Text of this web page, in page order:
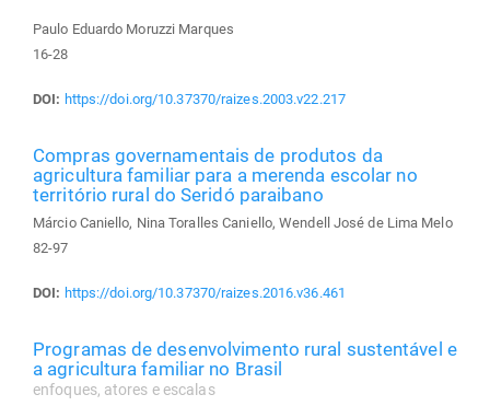
Paulo Eduardo Moruzzi Marques
16-28
DOI: https://doi.org/10.37370/raizes.2003.v22.217
Compras governamentais de produtos da
agricultura familiar para a merenda escolar no
território rural do Seridó paraibano
Márcio Caniello, Nina Toralles Caniello, Wendell José de Lima Melo
82-97
DOI: https://doi.org/10.37370/raizes.2016.v36.461
Programas de desenvolvimento rural sustentável e
a agricultura familiar no Brasil
enfoques, atores e escalas